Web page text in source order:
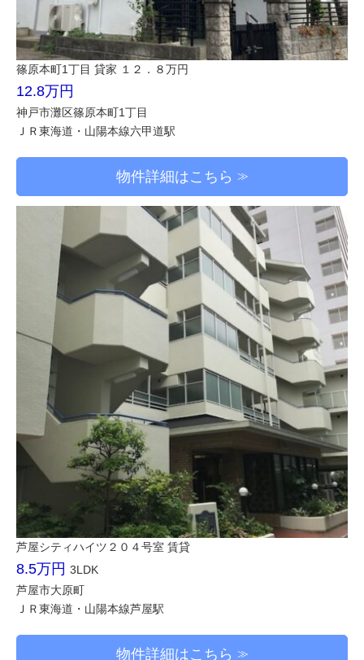
篠原本町1丁目 貸家 １２．８万円
12.8万円
神戸市灘区篠原本町1丁目
ＪＲ東海道・山陽本線六甲道駅
物件詳細はこちら
芦屋シティハイツ２０４号室 賃貸
8.5万円 3LDK
芦屋市大原町
ＪＲ東海道・山陽本線芦屋駅
物件詳細はこちら